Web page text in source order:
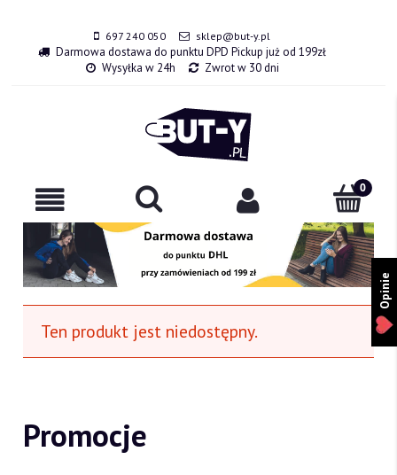
697 240 050 sklep@but-y.pl
Darmowa dostawa do punktu DPD Pickup już od 199zł
Wysyłka w 24h
Zwrot w 30 dni
Ten produkt jest niedostępny.
Promocje
Opinie